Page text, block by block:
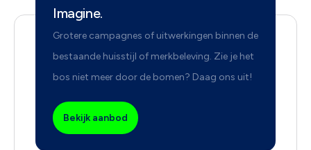
Imagine.
Grotere campagnes of uitwerkingen binnen de
bestaande huisstijl of merkbeleving. Zie je het
bos niet meer door de bomen? Daag ons uit!
Bekijk aanbod